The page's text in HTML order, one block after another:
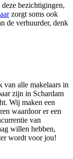
bezichtigingen,
zorgt soms ook
de verhuurder, denk
van alle makelaars in
zijn in Schardam
Wij maken een
waardoor er een
van
willen hebben,
wordt voor jou!